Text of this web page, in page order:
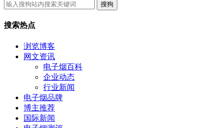
搜狗
搜索热点
浏览博客
网文资讯
电子烟百科
企业动态
行业新闻
电子烟品牌
博主推荐
国际新闻